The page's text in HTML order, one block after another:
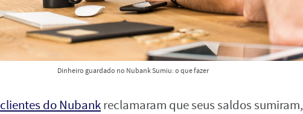
Dinheiro guardado no Nubank Sumiu: o que fazer
clientes do Nubankreclamaram que seus saldos sumiram,